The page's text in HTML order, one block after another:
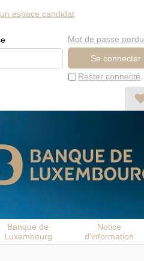
Rester connecté
Mot de passe perdu
espace candidat
Banque de
Luxembourg
Notice
d'information
candidat